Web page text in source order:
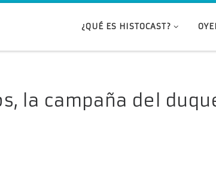
¿QUÉ ES HISTOCAST?
la campaña del